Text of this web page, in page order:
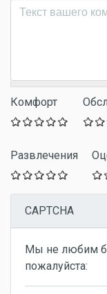
Комментарий*
Комфорт
Развлечения
CAPTCHA
Мы не любим
пожалуйста: